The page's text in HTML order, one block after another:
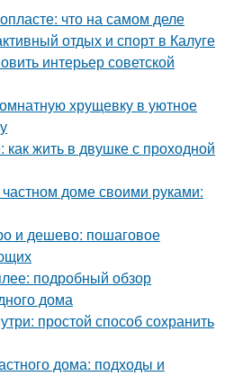
что на самом деле
отдых и спорт в Калуге
интерьер советской
хрущевку в уютное
жить в двушке с проходной
доме своими руками:
и дешево: пошаговое
подробный обзор
дома
простой способ сохранить
дома: подходы и